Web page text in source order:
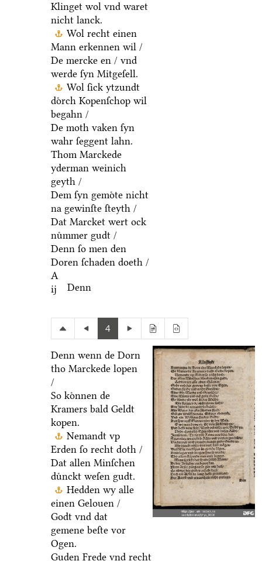
Klinget wol vnd waret
nicht lanck.
Wol recht einen
Mann erkennen wil /
De mercke en / vnd
werde ſyn Mitgeſell.
Wol ſick ytzundt
doͤrch Kopenſchop wil
begahn /
De moth vaken ſyn
wahr ſeggent lahn.
Thom Marckede
yderman weinich
geyth /
Dem ſyn gemoͤte nicht
na gewinſte ſteyth /
Dat Marcket wert ock
nuͤmmer gudt /
Denn ſo men den
Doren ſchaden doeth /
A
ij
Denn
4
Denn wenn de Dorn
tho Marckede lopen
/
So koͤnnen de
Kramers bald Geldt
kopen.
Nemandt vp
Erden ſo recht doth /
Dat allen Minſchen
duͤnckt weſen gudt.
Hedden wy alle
einen Gelouen /
Godt vnd dat
gemene beſte vor
Ogen.
Guden Frede vnd recht